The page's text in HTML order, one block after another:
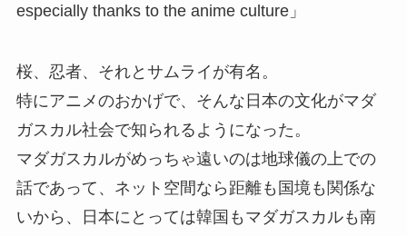
especially thanks to the anime culture」
桜、忍者、それとサムライが有名。
特にアニメのおかげで、そんな日本の文化がマダ
ガスカル社会で知られるようになった。
マダガスカルがめっちゃ遠いのは地球儀の上での
話であって、ネット空間なら距離も国境も関係な
いから、日本にとっては韓国もマダガスカルも南